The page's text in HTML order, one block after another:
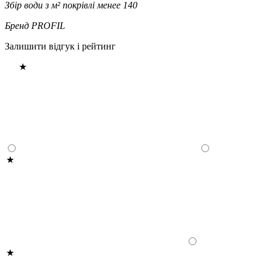
Збір води з м² покрівлі менее 140
Бренд PROFIL
Залишити відгук і рейтинг